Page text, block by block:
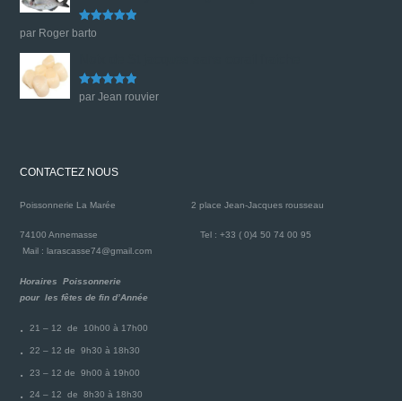
Note
par Roger barto
Note5sur
5
par Jean rouvier
CONTACTEZ NOUS
Poissonnerie La Marée2 place Jean-Jacques rousseau
74100 AnnemasseTel : +33 ( 0)4 50 74 00 95
Mail : larascasse74@gmail.com
Horaires Poissonnerie
pour les fêtes de fin d’Année
21 – 12 de 10h00 à 17h00
22 – 12 de 9h30 à 18h30
23 – 12 de 9h00 à 19h00
24 – 12 de 8h30 à 18h30